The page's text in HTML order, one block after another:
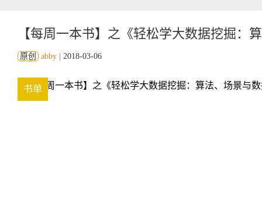
【每周一本书】之《轻松学大数据挖掘：
原创 abby 2018-03-06
书单